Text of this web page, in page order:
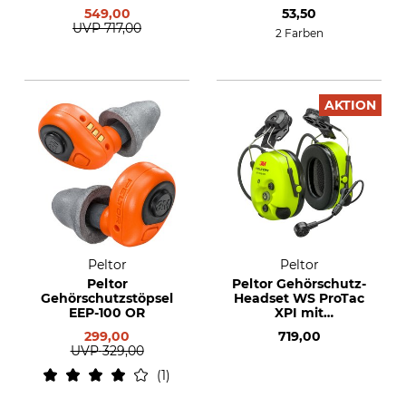
549,00
UVP 717,00
53,50
2 Farben
Peltor
Peltor
Gehörschutzstöpsel
EEP-100 OR
299,00
UVP 329,00
1
AKTION
Peltor
Peltor Gehörschutz-
Headset WS ProTac
XPI mit
719,00